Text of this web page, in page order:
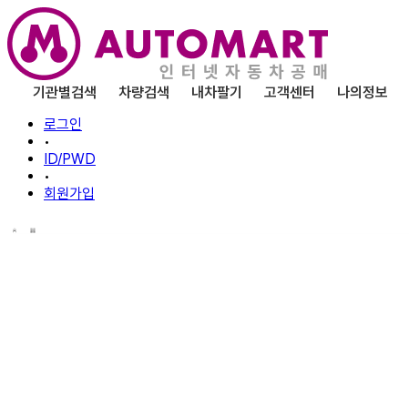
기관별검색 차량검색 내차팔기 고객센터 나의정보
로그인
•
ID/PWD
•
회원가입